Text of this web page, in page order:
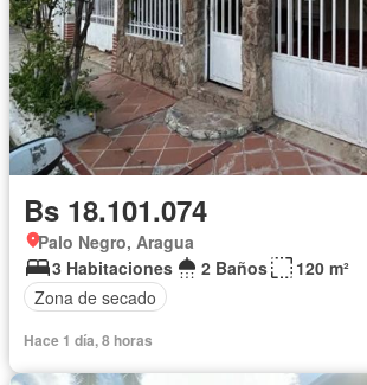
Bs 18.101.074
Palo Negro, Aragua
3 Habitaciones
2 Baños
120 m²
Zona de secado
Hace 1 día, 8 horas